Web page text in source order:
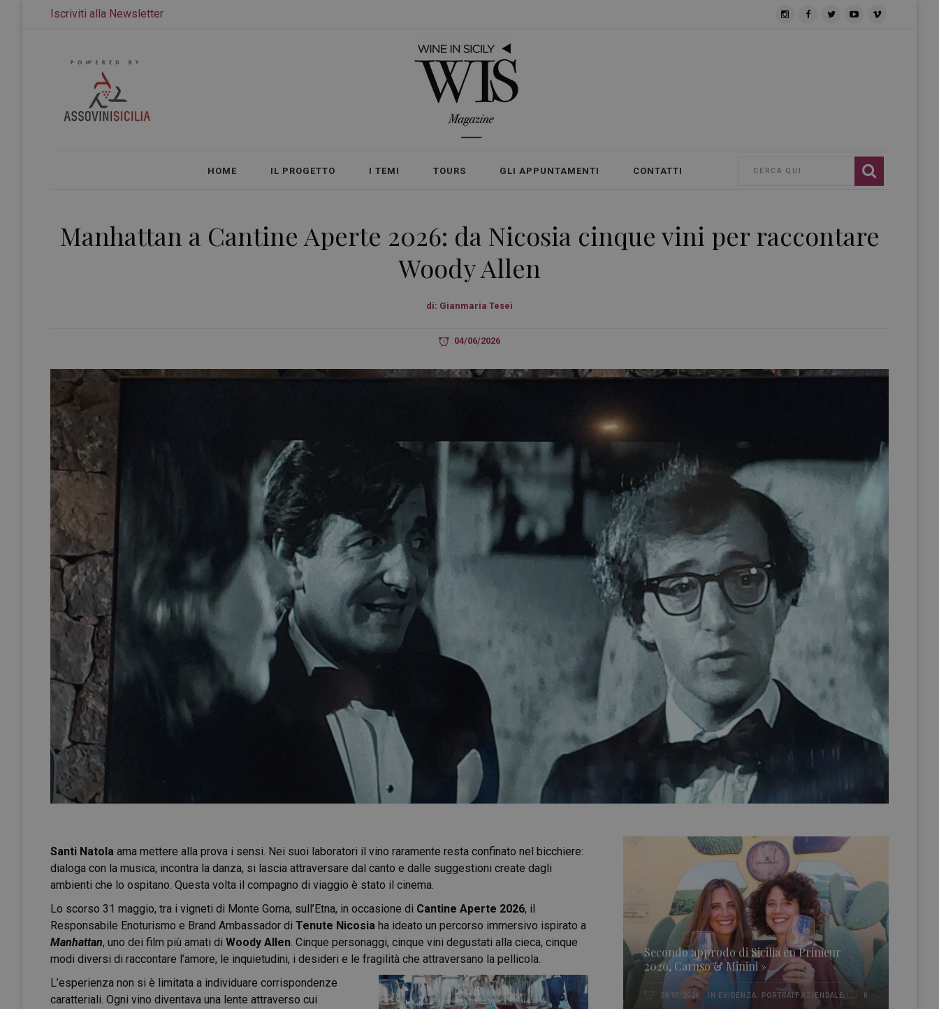
Iscriviti alla Newsletter
HOME IL PROGETTO I TEMI TOURS GLI APPUNTAMENTI CONTATTI
Manhattan a Cantine Aperte 2026: da Nicosia cinque vini per raccontare
Woody Allen
di: Gianmaria Tesei
04/06/2026
Santi Natola ama mettere alla prova i sensi. Nei suoi laboratori il vino raramente resta confinato nel bicchiere:
dialoga con la musica, incontra la danza, si lascia attraversare dal canto e dalle suggestioni create dagli
ambienti che lo ospitano. Questa volta il compagno di viaggio è stato il cinema.
Lo scorso 31 maggio, tra i vigneti di Monte Gorna, sull’Etna, in occasione di Cantine Aperte 2026, il
Responsabile Enoturismo e Brand Ambassador di Tenute Nicosia ha ideato un percorso immersivo ispirato a
Manhattan, uno dei film più amati di Woody Allen. Cinque personaggi, cinque vini degustati alla cieca, cinque
modi diversi di raccontare l’amore, le inquietudini, i desideri e le fragilità che attraversano la pellicola.
L’esperienza non si è limitata a individuare corrispondenze
caratteriali. Ogni vino diventava una lente attraverso cui
Secondo approdo di Sicilia en Primeur
2026, Caruso & Minini »
28/05/2026 IN EVIDENZA PORTRAIT AZIENDALE 0